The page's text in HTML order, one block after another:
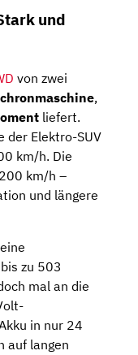
und
von zwei
,
liefert.
der Elektro-SUV
km/h. Die
km/h –
und längere
zu 503
mal an die
in nur 24
auf langen